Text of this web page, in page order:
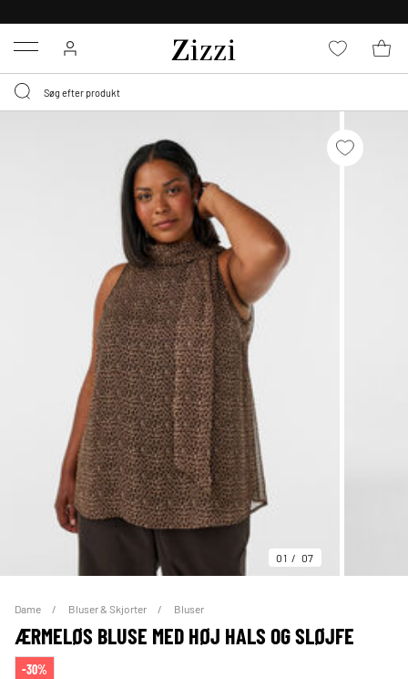
Menu
01 07
Dame Bluser & Skjorter Bluser
ÆRMELØS BLUSE MED HØJ HALS OG SLØJFE
-30%